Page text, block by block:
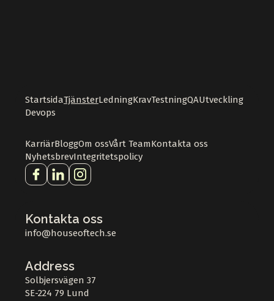
StartsidaTjänsterLedningKravTestningQAUtveckling
Devops
KarriärBloggOm ossVårt TeamKontakta oss
NyhetsbrevIntegritetspolicy
Kontakta oss
info@houseoftech.se
Address
Solbjersvägen 37
SE-224 79 Lund